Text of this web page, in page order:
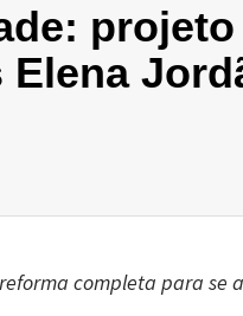
completa para